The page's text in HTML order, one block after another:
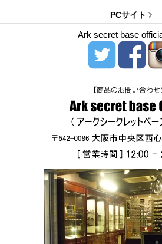
PCサイト
Ark secret base